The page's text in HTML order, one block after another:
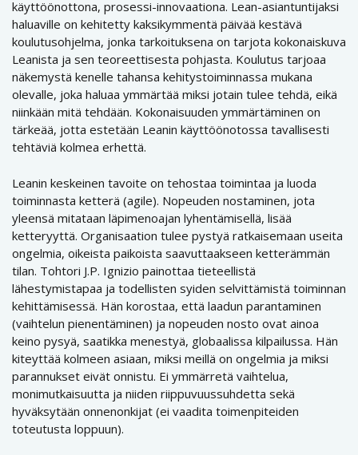
käyttöönottona, prosessi-innovaationa. Lean-asiantuntijaksi
haluaville on kehitetty kaksikymmentä päivää kestävä
koulutusohjelma, jonka tarkoituksena on tarjota kokonaiskuva
Leanista ja sen teoreettisesta pohjasta. Koulutus tarjoaa
näkemystä kenelle tahansa kehitystoiminnassa mukana
olevalle, joka haluaa ymmärtää miksi jotain tulee tehdä, eikä
niinkään mitä tehdään. Kokonaisuuden ymmärtäminen on
tärkeää, jotta estetään Leanin käyttöönotossa tavallisesti
tehtäviä kolmea erhettä.
Leanin keskeinen tavoite on tehostaa toimintaa ja luoda
toiminnasta ketterä (agile). Nopeuden nostaminen, jota
yleensä mitataan läpimenoajan lyhentämisellä, lisää
ketteryyttä. Organisaation tulee pystyä ratkaisemaan useita
ongelmia, oikeista paikoista saavuttaakseen ketterämmän
tilan. Tohtori J.P. Ignizio painottaa tieteellistä
lähestymistapaa ja todellisten syiden selvittämistä toiminnan
kehittämisessä. Hän korostaa, että laadun parantaminen
(vaihtelun pienentäminen) ja nopeuden nosto ovat ainoa
keino pysyä, saatikka menestyä, globaalissa kilpailussa. Hän
kiteyttää kolmeen asiaan, miksi meillä on ongelmia ja miksi
parannukset eivät onnistu. Ei ymmärretä vaihtelua,
monimutkaisuutta ja niiden riippuvuussuhdetta sekä
hyväksytään onnenonkijat (ei vaadita toimenpiteiden
toteutusta loppuun).